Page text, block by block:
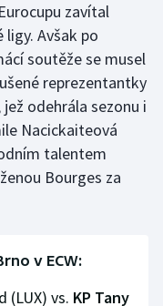
zavítal
Avšak po
soutěže se musel
reprezentantky
odehrála sezonu i
Nacickaiteová
talentem
Bourges za
v ECW:
(LUX) vs. KP Tany